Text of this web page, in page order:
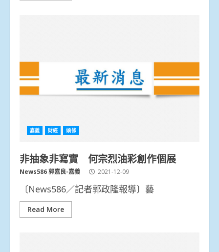
嘉義 財經 頭條
非抽象非寫實 何宗烈油彩創作個展
News586 郭嘉良-嘉義 2021-12-09
〔News586／記者郭政隆報導〕藝
Read More